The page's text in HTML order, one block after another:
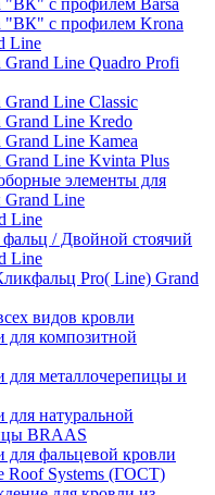
"ВК" с профилем Barsa
"ВК" с профилем Krona
Line
Line Quadro Profi
Line Classic
Grand Line Kredo
Line Kamea
Line Kvinta Plus
элементы для
Grand Line
Line
/ Двойной стоячий
Line
Pro( Line) Grand
видов кровли
для композитной
для металлочерепицы и
для натуральной
BRAAS
для фальцевой кровли
Roof Systems (ГОСТ)